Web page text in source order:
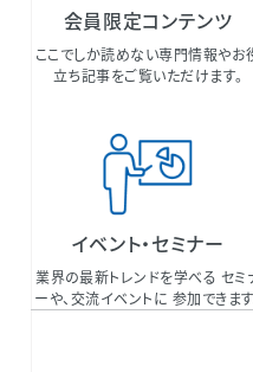
会員限定コンテンツ
ここでしか読めない専門情報やお
立ち記事をご覧いただけます。
イベント・セミナー
業界の最新トレンドを学べる セミ
ーや、交流イベントに 参加できます